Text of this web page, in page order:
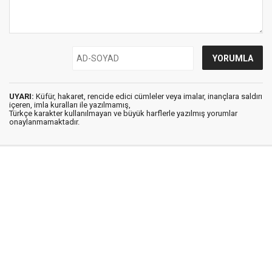
UYARI: Küfür, hakaret, rencide edici cümleler veya imalar, inançlara saldırı
içeren, imla kuralları ile yazılmamış,
Türkçe karakter kullanılmayan ve büyük harflerle yazılmış yorumlar
onaylanmamaktadır.